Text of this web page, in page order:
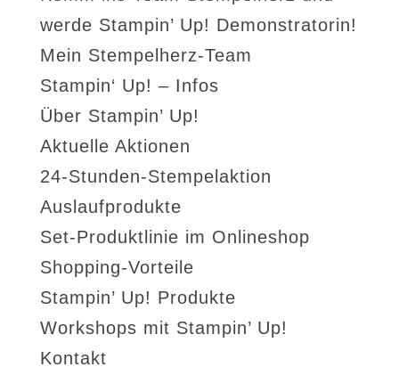
werde Stampin’ Up! Demonstratorin!
Mein Stempelherz-Team
Stampin‘ Up! – Infos
Über Stampin’ Up!
Aktuelle Aktionen
24-Stunden-Stempelaktion
Auslaufprodukte
Set-Produktlinie im Onlineshop
Shopping-Vorteile
Stampin’ Up! Produkte
Workshops mit Stampin’ Up!
Kontakt